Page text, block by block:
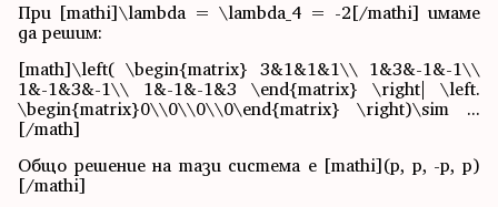
При [mathi]\lambda = \lambda_4 = -2[/mathi] имаме
да решим:
[math]\left( \begin{matrix} 3&1&1&1\\ 1&3&-1&-1\\
1&-1&3&-1\\ 1&-1&-1&3 \end{matrix} \right| \left.
\begin{matrix}0\\0\\0\\0\end{matrix} \right)\sim ...
[/math]
Общо решение на тази система е [mathi](p, p, -p, p)
[/mathi]